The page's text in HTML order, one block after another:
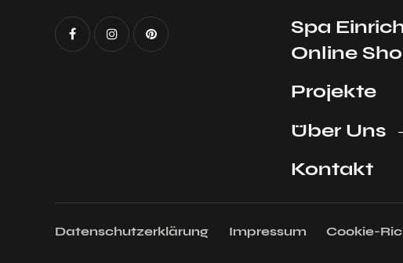
Spa
Online
Projekte
Über Uns
Kontakt
Datenschutzerklärung Impressum Cookie-